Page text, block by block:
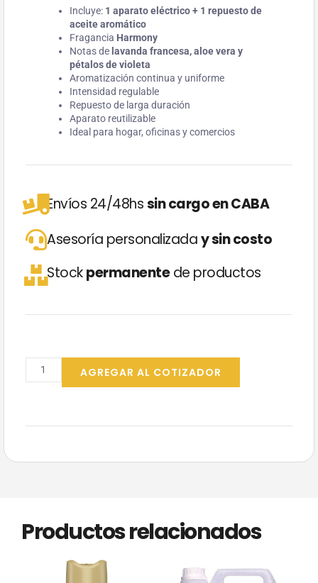
Incluye: 1 aparato eléctrico + 1 repuesto de
aceite aromático
Fragancia Harmony
Notas de lavanda francesa, aloe vera y
pétalos de violeta
Aromatización continua y uniforme
Intensidad regulable
Repuesto de larga duración
Aparato reutilizable
Ideal para hogar, oficinas y comercios
Envíos 24/48hssin cargo en CABA
Asesoría personalizaday sin costo
Stockpermanentede productos
Aceites
Naturales
+
AGREGAR AL COTIZADOR
Productos relacionados